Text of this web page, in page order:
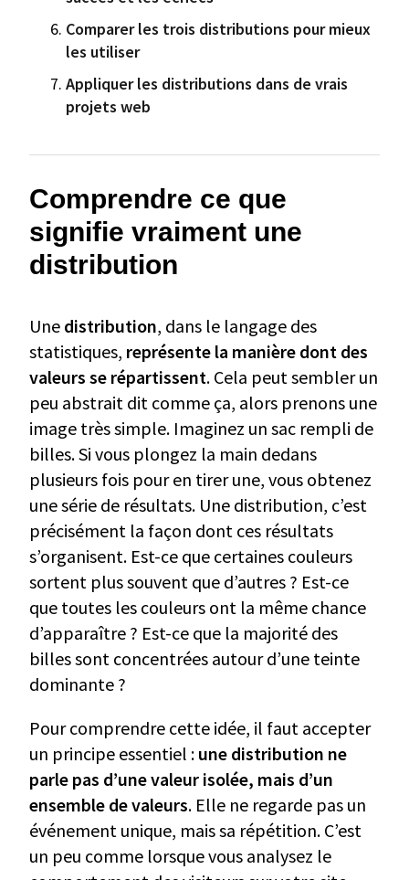
Comparer les trois distributions pour mieux
les utiliser
Appliquer les distributions dans de vrais
projets web
Comprendre ce que
signifie vraiment une
distribution
Une distribution, dans le langage des
statistiques, représente la manière dont des
valeurs se répartissent. Cela peut sembler un
peu abstrait dit comme ça, alors prenons une
image très simple. Imaginez un sac rempli de
billes. Si vous plongez la main dedans
plusieurs fois pour en tirer une, vous obtenez
une série de résultats. Une distribution, c’est
précisément la façon dont ces résultats
s’organisent. Est-ce que certaines couleurs
sortent plus souvent que d’autres ? Est-ce
que toutes les couleurs ont la même chance
d’apparaître ? Est-ce que la majorité des
billes sont concentrées autour d’une teinte
dominante ?
Pour comprendre cette idée, il faut accepter
un principe essentiel : une distribution ne
parle pas d’une valeur isolée, mais d’un
ensemble de valeurs. Elle ne regarde pas un
événement unique, mais sa répétition. C’est
un peu comme lorsque vous analysez le